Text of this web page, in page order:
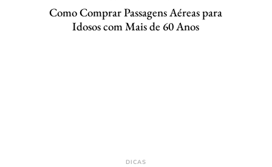
Como Comprar Passagens Aéreas para
Idosos com Mais de 60 Anos
DICAS